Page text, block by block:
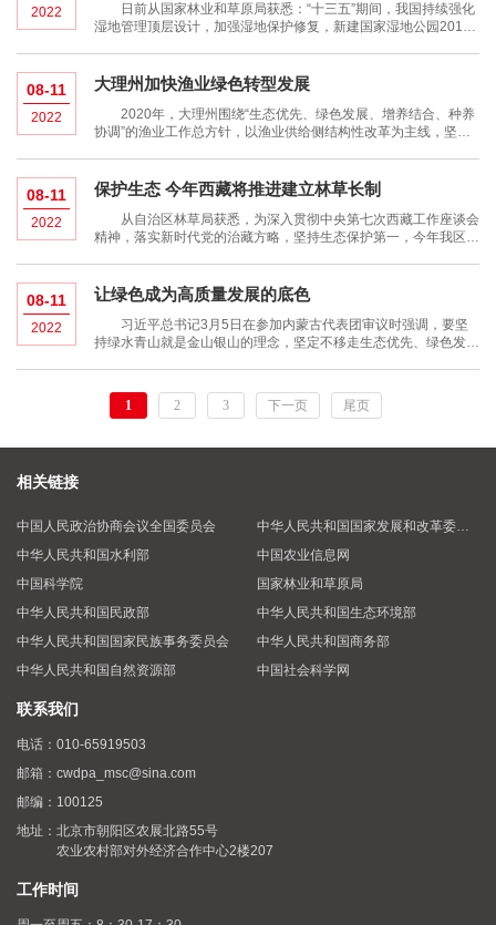
2022
日前从国家林业和草原局获悉：“十三五”期间，我国持续强化
湿地管理顶层设计，加强湿地保护修复，新建国家湿地公园201
印发《湿地保护修复制度方
08-11
2022
大理州加快渔业绿色转型发展
2020年，大理州围绕“生态优先、绿色发展、增养结合、种养
协调”的渔业工作总方针，以渔业供给侧结构性改革为主线，坚持
的水域滩涂养殖规划
08-11
2022
保护生态 今年西藏将推进建立林草长制
从自治区林草局获悉，为深入贯彻中央第七次西藏工作座谈会
精神，落实新时代党的治藏方略，坚持生态保护第一，今年我区将
坚持生态优先、保护第一，牢固树
08-11
2022
让绿色成为高质量发展的底色
习近平总书记3月5日在参加内蒙古代表团审议时强调，要坚
持绿水青山就是金山银山的理念，坚定不移走生态优先、绿色发展
息，久久为功，建设生态美、产业兴、
1 2 3 下一页 尾页
相关链接
中国人民政治协商会议全国委员会
中华人民共和国国家发展和改革委员会
中华人民共和国水利部
中国农业信息网
中国科学院
国家林业和草原局
中华人民共和国民政部
中华人民共和国生态环境部
中华人民共和国国家民族事务委员会
中华人民共和国商务部
中华人民共和国自然资源部
中国社会科学网
联系我们
电话： 010-65919503
邮箱： cwdpa_msc@sina.com
邮编： 100125
地址： 北京市朝阳区农展北路55号
农业农村部对外经济合作中心2楼207
工作时间